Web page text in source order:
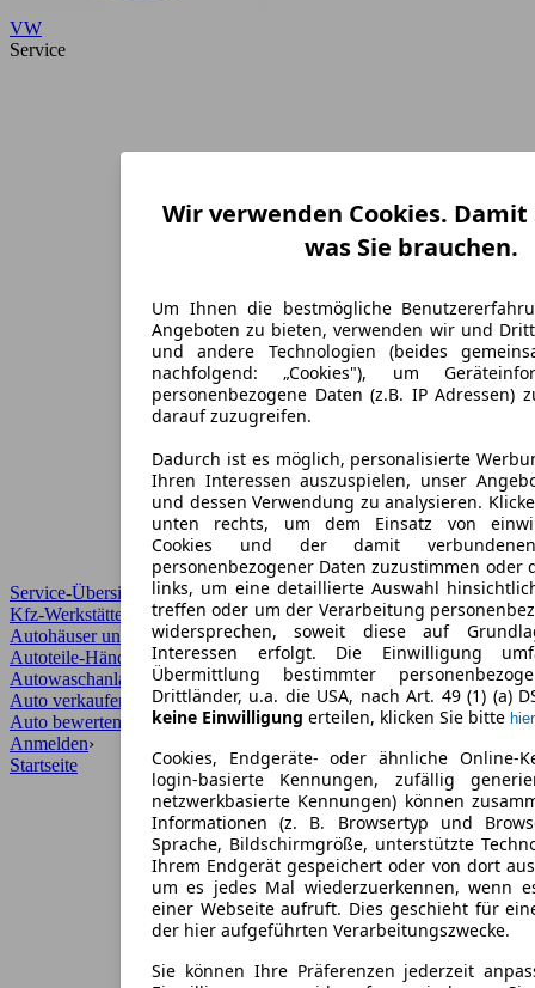
VW
Service
Service-Übersicht
Kfz-Werkstätten
Autohäuser und Händler
Autoteile-Händler
Autowaschanlagen
Auto verkaufen
Auto bewerten
Anmelden›
Startseite
Wir verwenden Cookies.
was Sie brauchen.
Um Ihnen die bestmögliche
Angeboten zu bieten, verwenden wir und
und andere Technologien (beides
nachfolgend: „Cookies"), um
personenbezogene Daten (z.B. IP Adressen)
darauf zuzugreifen.
Dadurch ist es möglich, personalisierte
Ihren Interessen auszuspielen, unser
und dessen Verwendung zu analysieren.
unten rechts, um dem Einsatz von
Cookies und der damit
personenbezogener Daten zuzustimmen oder
links, um eine detaillierte Auswahl
treffen oder um der Verarbeitung
widersprechen, soweit diese auf
Interessen erfolgt. Die Einwilligung
Übermittlung bestimmter
Drittländer, u.a. die USA, nach Art. 49 (1) (a)
keine Einwilligung erteilen, klicken Sie bitte hier
Cookies, Endgeräte- oder ähnliche Online-
login-basierte Kennungen, zufällig
netzwerkbasierte Kennungen) können
Informationen (z. B. Browsertyp und
Sprache, Bildschirmgröße, unterstützte
Ihrem Endgerät gespeichert oder von dort
um es jedes Mal wiederzuerkennen, wenn
einer Webseite aufruft. Dies geschieht für
der hier aufgeführten Verarbeitungszwecke.
Sie können Ihre Präferenzen jederzeit